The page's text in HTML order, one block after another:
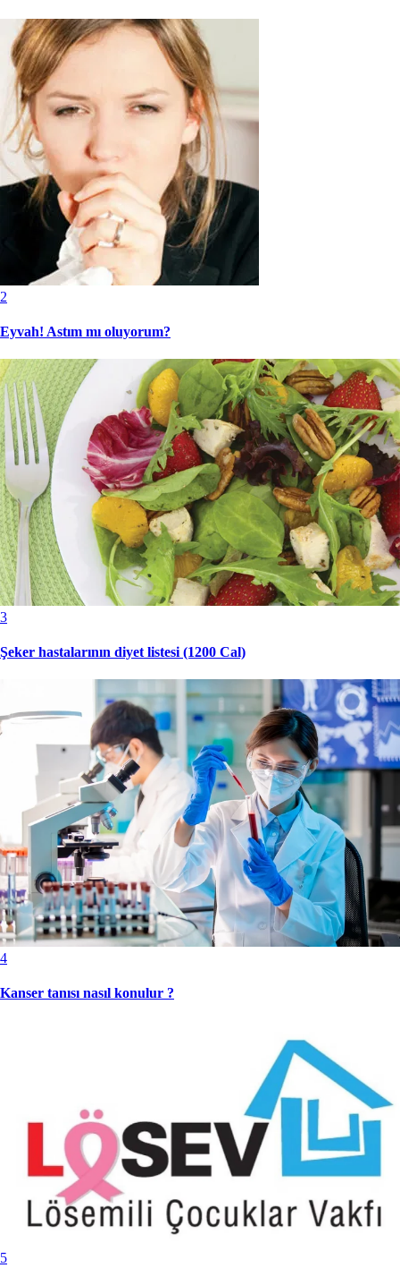
2
Eyvah! Astım mı oluyorum?
3
Şeker hastalarının diyet listesi (1200 Cal)
4
Kanser tanısı nasıl konulur ?
5